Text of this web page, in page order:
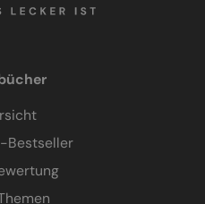
Bestseller